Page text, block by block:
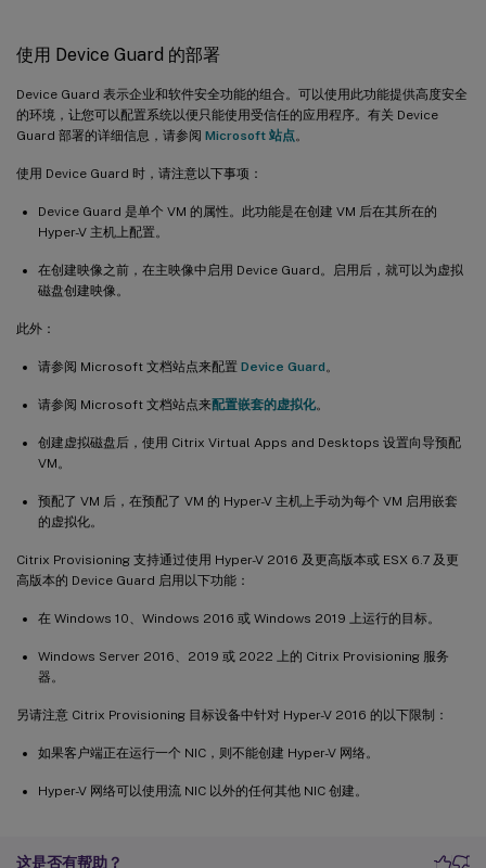
使用 Device Guard 的部署
Device Guard 表示企业和软件安全功能的组合。可以使用此功能提供高度安全
的环境，让您可以配置系统以便只能使用受信任的应用程序。有关 Device
Guard 部署的详细信息，请参阅 Microsoft 站点。
使用 Device Guard 时，请注意以下事项：
Device Guard 是单个 VM 的属性。此功能是在创建 VM 后在其所在的
Hyper-V 主机上配置。
在创建映像之前，在主映像中启用 Device Guard。启用后，就可以为虚拟
磁盘创建映像。
此外：
请参阅 Microsoft 文档站点来配置 Device Guard。
请参阅 Microsoft 文档站点来配置嵌套的虚拟化。
创建虚拟磁盘后，使用 Citrix Virtual Apps and Desktops 设置向导预配
VM。
预配了 VM 后，在预配了 VM 的 Hyper-V 主机上手动为每个 VM 启用嵌套
的虚拟化。
Citrix Provisioning 支持通过使用 Hyper-V 2016 及更高版本或 ESX 6.7 及更
高版本的 Device Guard 启用以下功能：
在 Windows 10、Windows 2016 或 Windows 2019 上运行的目标。
Windows Server 2016、2019 或 2022 上的 Citrix Provisioning 服务
器。
另请注意 Citrix Provisioning 目标设备中针对 Hyper-V 2016 的以下限制：
如果客户端正在运行一个 NIC，则不能创建 Hyper-V 网络。
Hyper-V 网络可以使用流 NIC 以外的任何其他 NIC 创建。
这是否有帮助？